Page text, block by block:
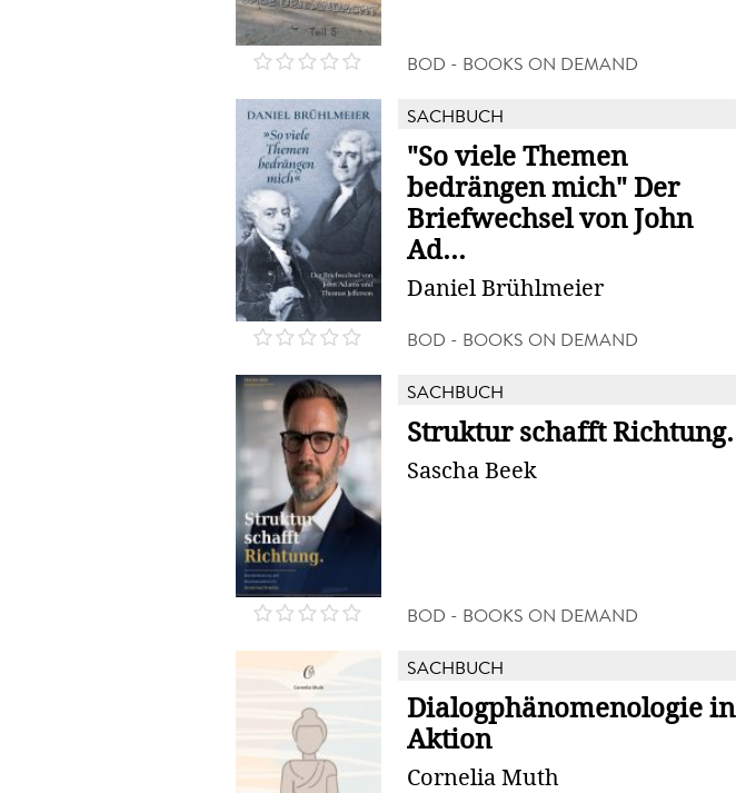
BOD - BOOKS ON DEMAND
SACHBUCH
"So viele Themen
bedrängen mich" Der
Briefwechsel von John
Ad...
Daniel Brühlmeier
BOD - BOOKS ON DEMAND
SACHBUCH
Struktur schafft Richtung.
Sascha Beek
BOD - BOOKS ON DEMAND
SACHBUCH
Dialogphänomenologie in
Aktion
Cornelia Muth